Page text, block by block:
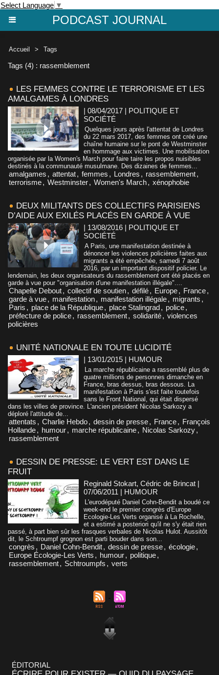
Select Language ▼
PODCAST JOURNAL
Accueil > Tags
Tags (4) : rassemblement
LES FEMMES CONTRE LE TERRORISME ET LES
AMALGAMES À LONDRES
| 08/04/2017 | POLITIQUE ET
SOCIÉTÉ
Quelques jours après l'attentat de Londres
du 22 mars 2017, des femmes ont créé une
chaîne humaine sur le pont de Westminster
en hommage aux victimes. Une mobilisation
organisée par la Women's March pour faire taire les propos nuisibles
destinés à la communauté musulmane. Des dizaines de femmes...
amalgames , attentat, femmes , Londres , rassemblement,
terrorisme, Westminster, Women's March, xénophobie
DEUX MILITANTS DES COLLECTIFS PARISIENS
D’AIDE AUX EXILÉS PLACÉS EN GARDE À VUE
| 13/08/2016 | POLITIQUE ET
SOCIÉTÉ
A Paris, une manifestation destinée à
dénoncer les violences policières faites aux
migrants a été empêchée, samedi 7 août
2016, par un important dispositif policier. Le
lendemain, les deux organisateurs du rassemblement ont été placés en
garde à vue pour "organisation d'une manifestation illégale"....
Chapelle Debout, collectif de soutien, défilé, Europe, France,
garde à vue, manifestation, manifestation illégale, migrants ,
Paris , place de la République, place Stalingrad, police,
préfecture de police, rassemblement, solidarité, violences
policières
UNITÉ NATIONALE EN TOUTE LUCIDITÉ
| 13/01/2015 | HUMOUR
La marche républicaine a rassemblé plus de
quatre millions de personnes dimanche en
France, bras dessus, bras dessous. La
manifestation à Paris s'est faite toutefois
sans le Front National, qui était dispersé
dans les villes de province. L'ancien président Nicolas Sarkozy a
déploré l'attitude de...
attentats , Charlie Hebdo, dessin de presse, France, François
Hollande, humour, marche républicaine, Nicolas Sarkozy,
rassemblement
DESSIN DE PRESSE: LE VERT EST DANS LE
FRUIT
Reginald Stokart, Cédric de Brincat |
07/06/2011 | HUMOUR
L'eurodéputé Daniel Cohn-Bendit a boudé ce
week-end le premier congrès d'Europe
Ecologie-Les Verts organisé à La Rochelle,
et a estimé a posteriori qu'il ne s'y était rien
passé, à part bien sûr les frasques verbales de Nicolas Hulot. Aussitôt
dit, le Schtroumpf grognon est parti bouder dans son...
congrès , Daniel Cohn-Bendit, dessin de presse, écologie,
Europe Écologie-Les Verts , humour, politique,
rassemblement, Schtroumpfs , verts
ÉDITORIAL